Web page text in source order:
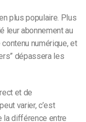
plus populaire. Plus
leur abonnement au
numérique, et
dépassera les
et de
varier, c’est
la différence entre